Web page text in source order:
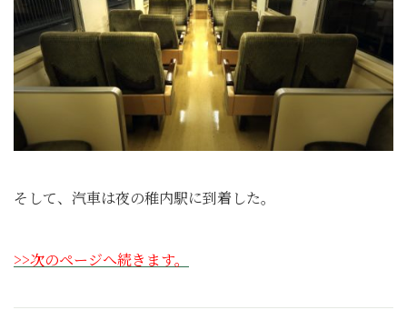
そして、汽車は夜の稚内駅に到着した。
>>次のページへ続きます。